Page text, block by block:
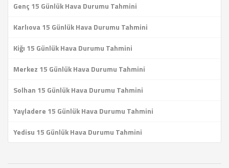
Genç 15 Günlük Hava Durumu Tahmini
Karlıova 15 Günlük Hava Durumu Tahmini
Kiğı 15 Günlük Hava Durumu Tahmini
Merkez 15 Günlük Hava Durumu Tahmini
Solhan 15 Günlük Hava Durumu Tahmini
Yayladere 15 Günlük Hava Durumu Tahmini
Yedisu 15 Günlük Hava Durumu Tahmini